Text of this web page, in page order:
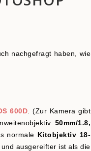
nachgefragt haben, wie
600D. (Zur Kamera gibt
50mm/1.8,
normale
Kitobjektiv 18-
ausgereifter ist als die